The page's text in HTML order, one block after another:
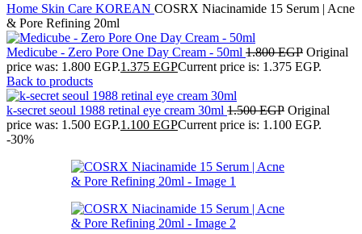
Home Skin Care KOREAN COSRX Niacinamide 15 Serum | Acne
& Pore Refining 20ml
Medicube - Zero Pore One Day Cream - 50ml 1.800EGP Original
price was: 1.800 EGP.1.375 EGPCurrent price is: 1.375 EGP.
Back to products
k-secret seoul 1988 retinal eye cream 30ml 1.500EGP Original
price was: 1.500 EGP.1.100 EGPCurrent price is: 1.100 EGP.
-30%